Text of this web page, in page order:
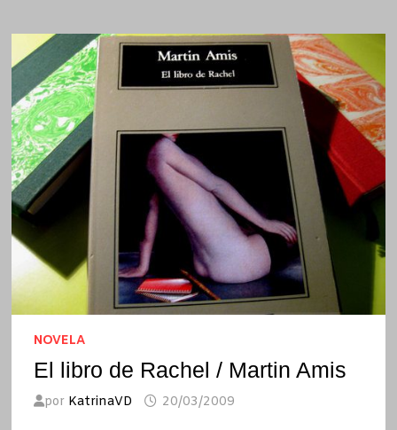
NOVELA
El libro de Rachel / Martin Amis
por KatrinaVD 20/03/2009